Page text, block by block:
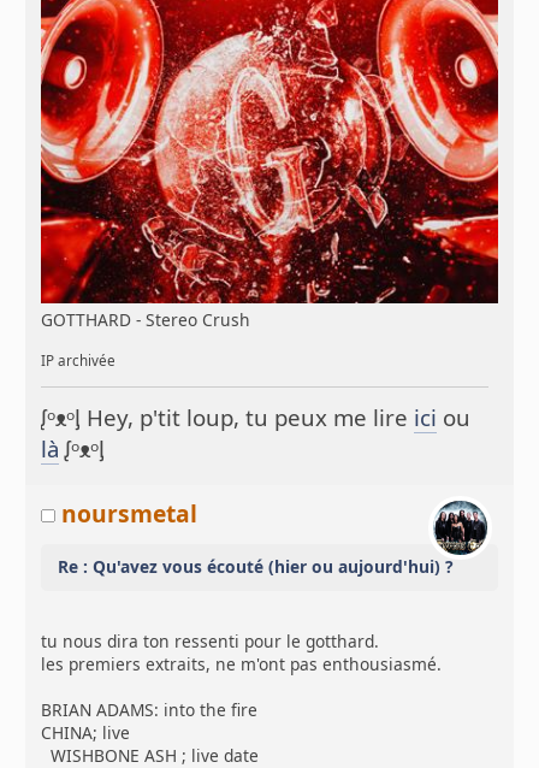
GOTTHARD - Stereo Crush
IP archivée
ᶘᵒᴥᵒᶅ Hey, p'tit loup, tu peux me lire ici ou
là ᶘᵒᴥᵒᶅ
noursmetal
Re : Qu'avez vous écouté (hier ou aujourd'hui) ?
tu nous dira ton ressenti pour le gotthard.
les premiers extraits, ne m'ont pas enthousiasmé.
BRIAN ADAMS: into the fire
CHINA; live
WISHBONE ASH ; live date